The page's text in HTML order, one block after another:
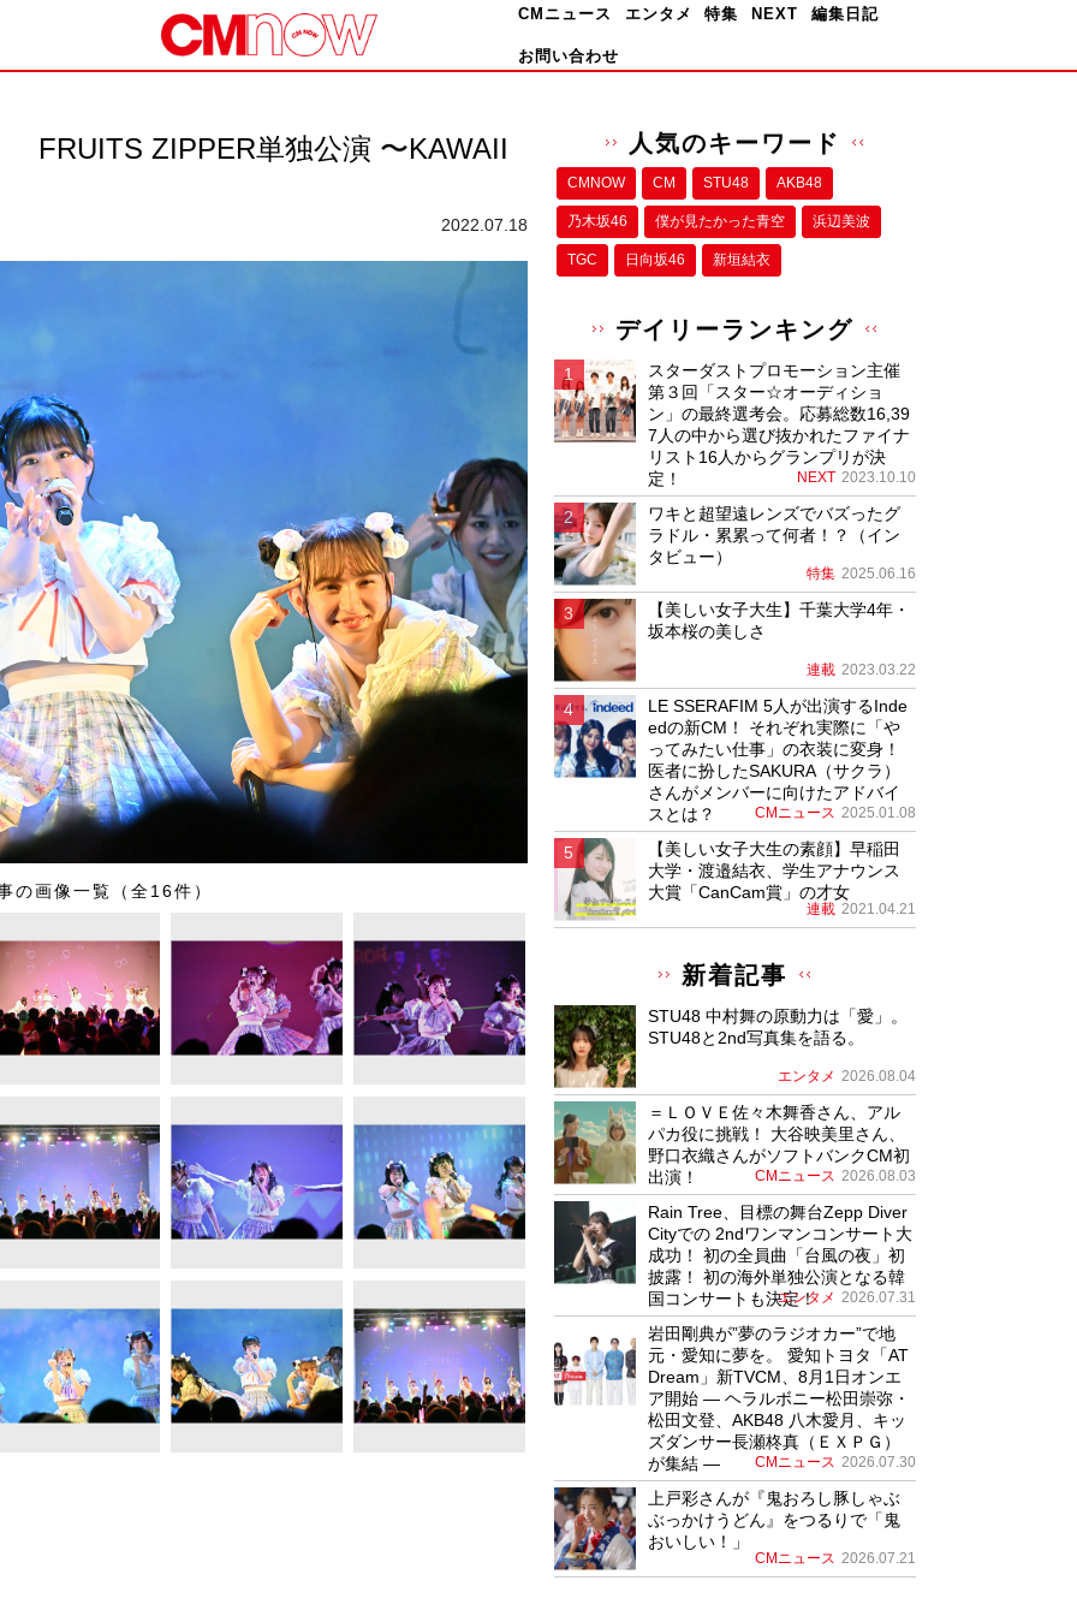
CMニュース エンタメ 特集 NEXT 編集日記
お問い合わせ
FRUITS ZIPPER単独公演 〜KAWAII
2022.07.18
の画像一覧（全16件）
人気のキーワード
CMNOW CM STU48 AKB48
乃木坂46 僕が⾒たかった⻘空 浜辺美波
TGC 日向坂46 新垣結衣
デイリーランキング
スターダストプロモーション主催
第３回「スター☆オーディショ
ン」の最終選考会。応募総数16,39
7人の中から選び抜かれたファイナ
リスト16人からグランプリが決
定！
NEXT 2023.10.10
ワキと超望遠レンズでバズったグ
ラドル・累累って何者！？（イン
タビュー）
特集 2025.06.16
【美しい女子大生】千葉大学4年・
坂本桜の美しさ
連載 2023.03.22
LE SSERAFIM 5人が出演するInde
edの新CM！ それぞれ実際に「や
ってみたい仕事」の衣装に変身！
医者に扮したSAKURA（サクラ）
さんがメンバーに向けたアドバイ
スとは？
CMニュース 2025.01.08
【美しい女子大生の素顔】早稲田
大学・渡邉結衣、学生アナウンス
大賞「CanCam賞」の才女
連載 2021.04.21
新着記事
STU48 中村舞の原動力は「愛」。
STU48と2nd写真集を語る。
エンタメ 2026.08.04
＝ＬＯＶＥ佐々木舞香さん、アル
パカ役に挑戦！ 大谷映美里さん、
野口衣織さんがソフトバンクCM初
出演！
CMニュース 2026.08.03
Rain Tree、目標の舞台Zepp Diver
Cityでの 2ndワンマンコンサート大
成功！ 初の全員曲「台風の夜」初
披露！ 初の海外単独公演となる韓
国コンサートも決定！
エンタメ 2026.07.31
岩田剛典が”夢のラジオカー”で地
元・愛知に夢を。 愛知トヨタ「AT
Dream」新TVCM、8月1日オンエ
ア開始 ― ヘラルボニー松田崇弥・
松田文登、AKB48 八木愛月、キッ
ズダンサー長瀬柊真（ＥＸＰＧ）
が集結 ―
CMニュース 2026.07.30
上戸彩さんが『鬼おろし豚しゃぶ
ぶっかけうどん』をつるりで「鬼
おいしい！」
CMニュース 2026.07.21